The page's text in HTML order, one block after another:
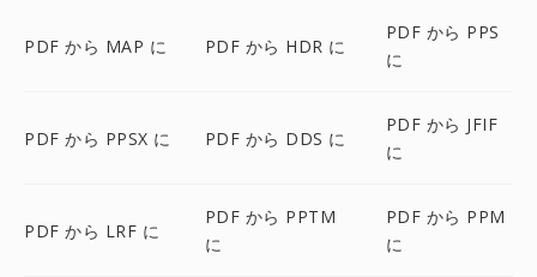
PDF から MAP に PDF から HDR に
PDF から PPS
に
PDF から PPSX に PDF から DDS に
PDF から JFIF
に
PDF から LRF に
PDF から PPTM
に
PDF から PPM
に